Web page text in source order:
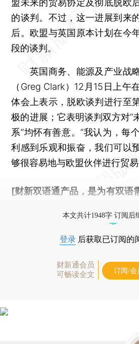
盟未来的贸易协定及彻底脱欧
的谈判。不过，这一进展到来
后。欧盟与英国原本计划在今
段的谈判。
英国商务、能源及产业战
（Greg Clark）12月15日上午
体会上表示，脱欧谈判进行至
极的进展；它表明谈判双方对“
系”均怀有善意。“我认为，每
利感到乐观和振奋，我们可以
够很容易地与欧盟伙伴进行贸
[财新双语通产品，是为有双语
本文共计1948字 订阅后
登录 后获取已订阅的
财新通会员
可畅读全文
订阅/会